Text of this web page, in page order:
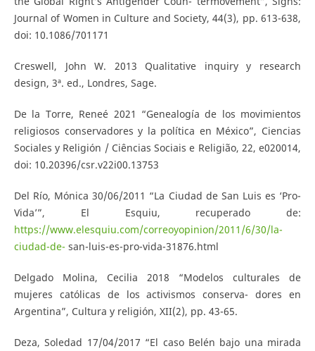
Journal of Women in Culture and Society, 44(3), pp. 613-638,
doi: 10.1086/701171
Creswell, John W. 2013 Qualitative inquiry y research
design, 3ª. ed., Londres, Sage.
De la Torre, Reneé 2021 “Genealogía de los movimientos
religiosos conservadores y la política en México”, Ciencias
Sociales y Religión / Ciências Sociais e Religião, 22, e020014,
doi: 10.20396/csr.v22i00.13753
Del Río, Mónica 30/06/2011 “La Ciudad de San Luis es ‘Pro-
Vida’”, El Esquiu, recuperado de:
https://www.elesquiu.com/correoyopinion/2011/6/30/la-
ciudad-de- san-luis-es-pro-vida-31876.html
Delgado Molina, Cecilia 2018 “Modelos culturales de
mujeres católicas de los activismos conserva- dores en
Argentina”, Cultura y religión, XII(2), pp. 43-65.
Deza, Soledad 17/04/2017 “El caso Belén bajo una mirada